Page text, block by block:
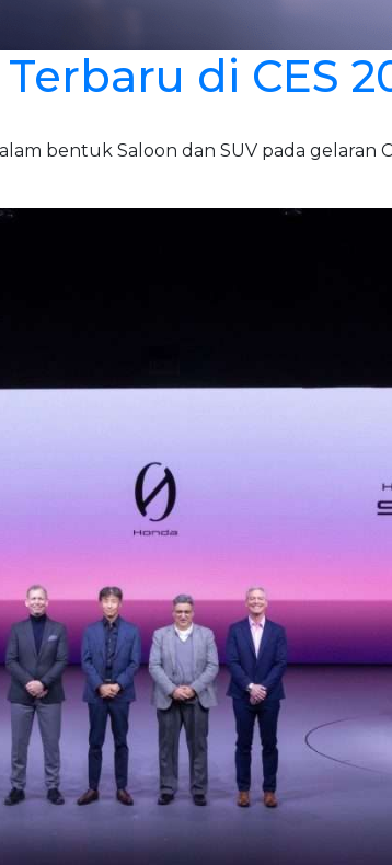
di CES
bentuk Saloon dan SUV pada gelaran